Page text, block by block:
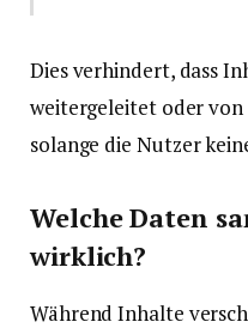
Dies verhindert, dass
weitergeleitet oder
solange die Nutzer
Welche Daten
wirklich?
Während Inhalte